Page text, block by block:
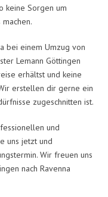
keine Sorgen um
bei einem Umzug von
Lemann Göttingen
erhältst und keine
erstellen dir gerne ein
zugeschnitten ist.
und
uns jetzt und
Wir freuen uns
nach Ravenna